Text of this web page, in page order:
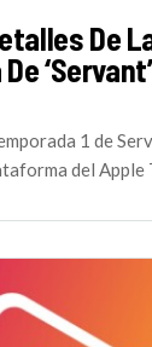
De
‘Servant’
1 de
del Apple